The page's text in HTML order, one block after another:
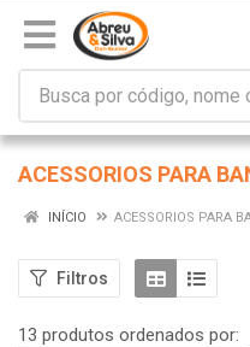
ACESSORIOS PARA
INÍCIO ACESSORIOS PARA
Filtros
13 produtos ordenados por: